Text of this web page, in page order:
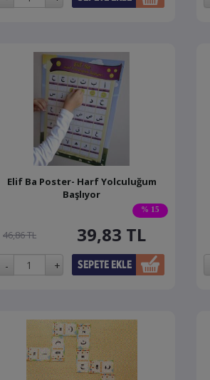
% 15
Elif Ba Poster- Harf Yolculuğum
Başlıyor
46,86 TL 39,83 TL